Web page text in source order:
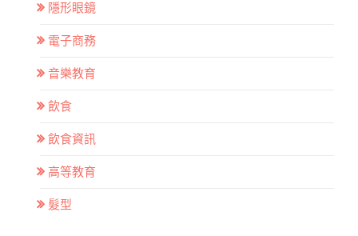
隱形眼鏡
電子商務
音樂教育
飲食
飲食資訊
高等教育
髮型